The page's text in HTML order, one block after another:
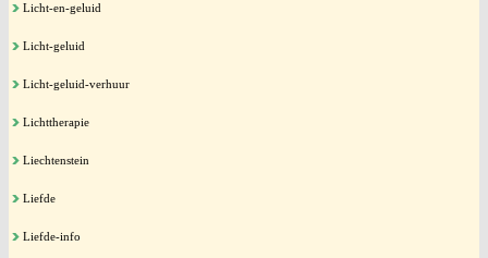
Licht-en-geluid
Licht-geluid
Licht-geluid-verhuur
Lichttherapie
Liechtenstein
Liefde
Liefde-info